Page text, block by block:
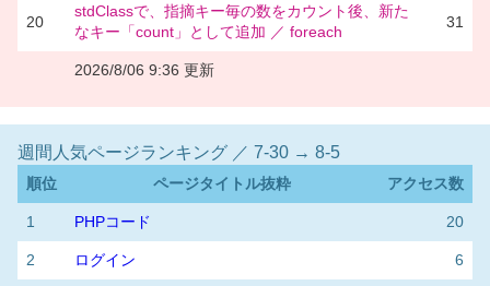
20
stdClassで、指摘キー毎の数をカウント後、新た
なキー「count」として追加 ／ foreach
31
2026/8/06 9:36 更新
週間人気ページランキング ／ 7-30 → 8-5
順位 ページタイトル抜粋 アクセス数
1 PHPコード 20
2 ログイン 6